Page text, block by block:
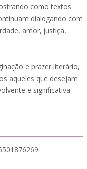
como textos
dialogando com
amor, justiça,
e prazer literário,
aqueles que desejam
e significativa.